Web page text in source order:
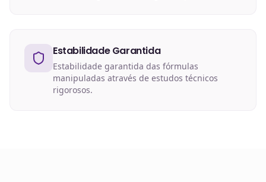
Estabilidade Garantida
Estabilidade garantida das fórmulas
manipuladas através de estudos técnicos
rigorosos.